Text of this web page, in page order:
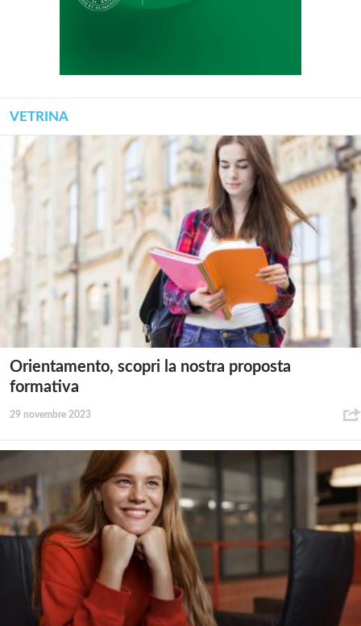
VETRINA
Orientamento, scopri la nostra proposta
formativa
29 novembre 2023